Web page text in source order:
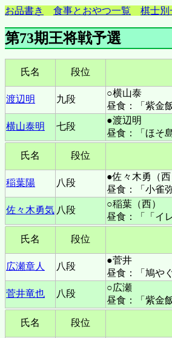
お品書き 食事とおやつ一覧 棋士別
第73期王将戦予選
氏名 段位
渡辺明
九段
○横山泰
昼食：「紫金
横山泰明 七段
●渡辺明
昼食：「ほそ
氏名 段位
稲葉陽
八段
●佐々木勇（西
昼食：「小雀
佐々木勇気 八段
○稲葉（西）
昼食：「「イ
氏名 段位
広瀬章人
八段
●菅井
昼食：「鳩や
菅井竜也
八段
○広瀬
昼食：「紫金
氏名 段位